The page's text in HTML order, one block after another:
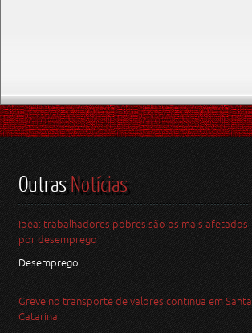
OutrasNotícias
Ipea: trabalhadores pobres são os mais afetados
por desemprego
Desemprego
Greve no transporte de valores continua em Santa
Catarina